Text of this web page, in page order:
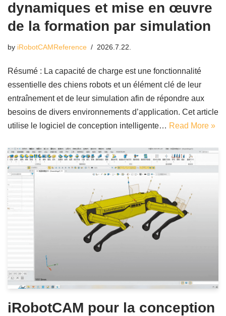
dynamiques et mise en œuvre
de la formation par simulation
by iRobotCAMReference 2026.7.22.
Résumé : La capacité de charge est une fonctionnalité
essentielle des chiens robots et un élément clé de leur
entraînement et de leur simulation afin de répondre aux
besoins de divers environnements d’application. Cet article
utilise le logiciel de conception intelligente… Read More »
iRobotCAM pour la conception